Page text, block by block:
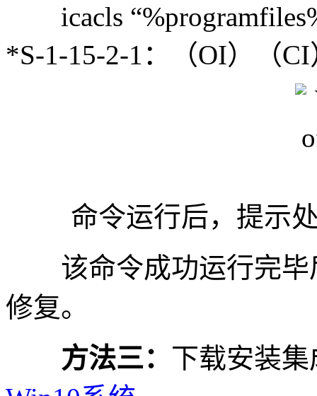
icacls
*S-1-15-2-1：（OI）（
命令运行后，提示
该命令成功运行完毕
修复。
方法三： 下载安装